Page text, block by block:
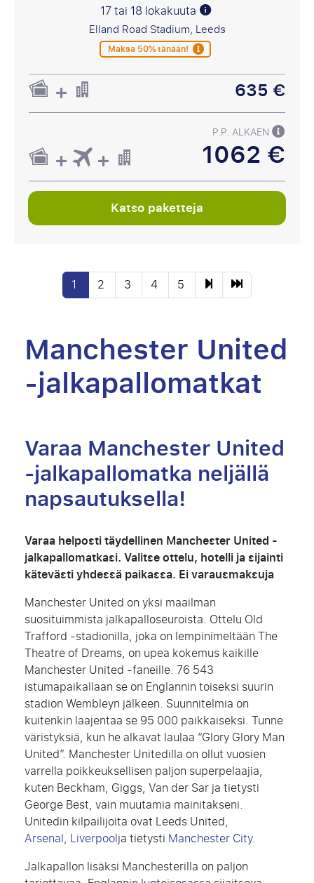
17 tai 18 lokakuuta
Elland Road Stadium, Leeds
Maksa 50% tänään!
635 €
P.P. ALKAEN
1062 €
Katso paketteja
1 2 3 4 5
Manchester United
-jalkapallomatkat
Varaa Manchester United
-jalkapallomatka neljällä
napsautuksella!
Varaa helposti täydellinen Manchester United -
jalkapallomatkasi.Valitse ottelu, hotelli ja sijainti
kätevästi yhdessä paikassa. Ei varausmaksuja
Manchester United on yksi maailman
suosituimmista jalkapalloseuroista. Ottelu Old
Trafford -stadionilla, joka on lempinimeltään The
Theatre of Dreams, on upea kokemus kaikille
Manchester United -faneille. 76 543
istumapaikallaan se on Englannin toiseksi suurin
stadion Wembleyn jälkeen. Suunnitelmia on
kuitenkin laajentaa se 95 000 paikkaiseksi. Tunne
väristyksiä, kun he alkavat laulaa “Glory Glory Man
United”. Manchester Unitedilla on ollut vuosien
varrella poikkeuksellisen paljon superpelaajia,
kuten Beckham, Giggs, Van der Sar ja tietysti
George Best, vain muutamia mainitakseni.
Unitedin kilpailijoita ovat Leeds United,
Arsenal, Liverpoolja tietysti Manchester City.
Jalkapallon lisäksi Manchesterilla on paljon